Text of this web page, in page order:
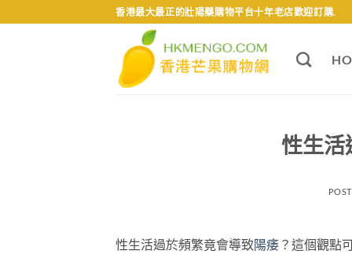
to
香港最大最正的壯陽藥購物平台十年老店歡迎訂購.
性生活
性生活過於頻繁竟會導致陽痿 ？這個觀點